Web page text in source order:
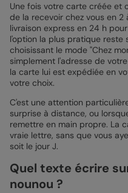
Une fois votre carte créée et
de la recevoir chez vous en 2
livraison express en 24 h
l'option la plus pratique reste
choisissant le mode "Chez
simplement l'adresse de
la carte lui est expédiée en
votre choix.
C'est une attention
surprise à distance, ou
remettre en main propre. La
vraie lettre, sans que vous
soit le jour J.
Quel texte écrire
nounou ?